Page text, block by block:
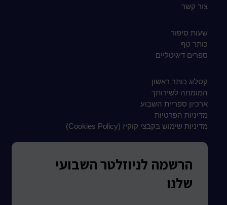
צור קשר
שעות סיפור
כותר טף
ספרים דיגיטליים
קטלוג כותר ראשון
המומחה לשירותך
ארכיון ספריית השבוע
מדיניות הפרטיות
מדיניות שימוש בקבצי קוקיז (Cookies Policy)